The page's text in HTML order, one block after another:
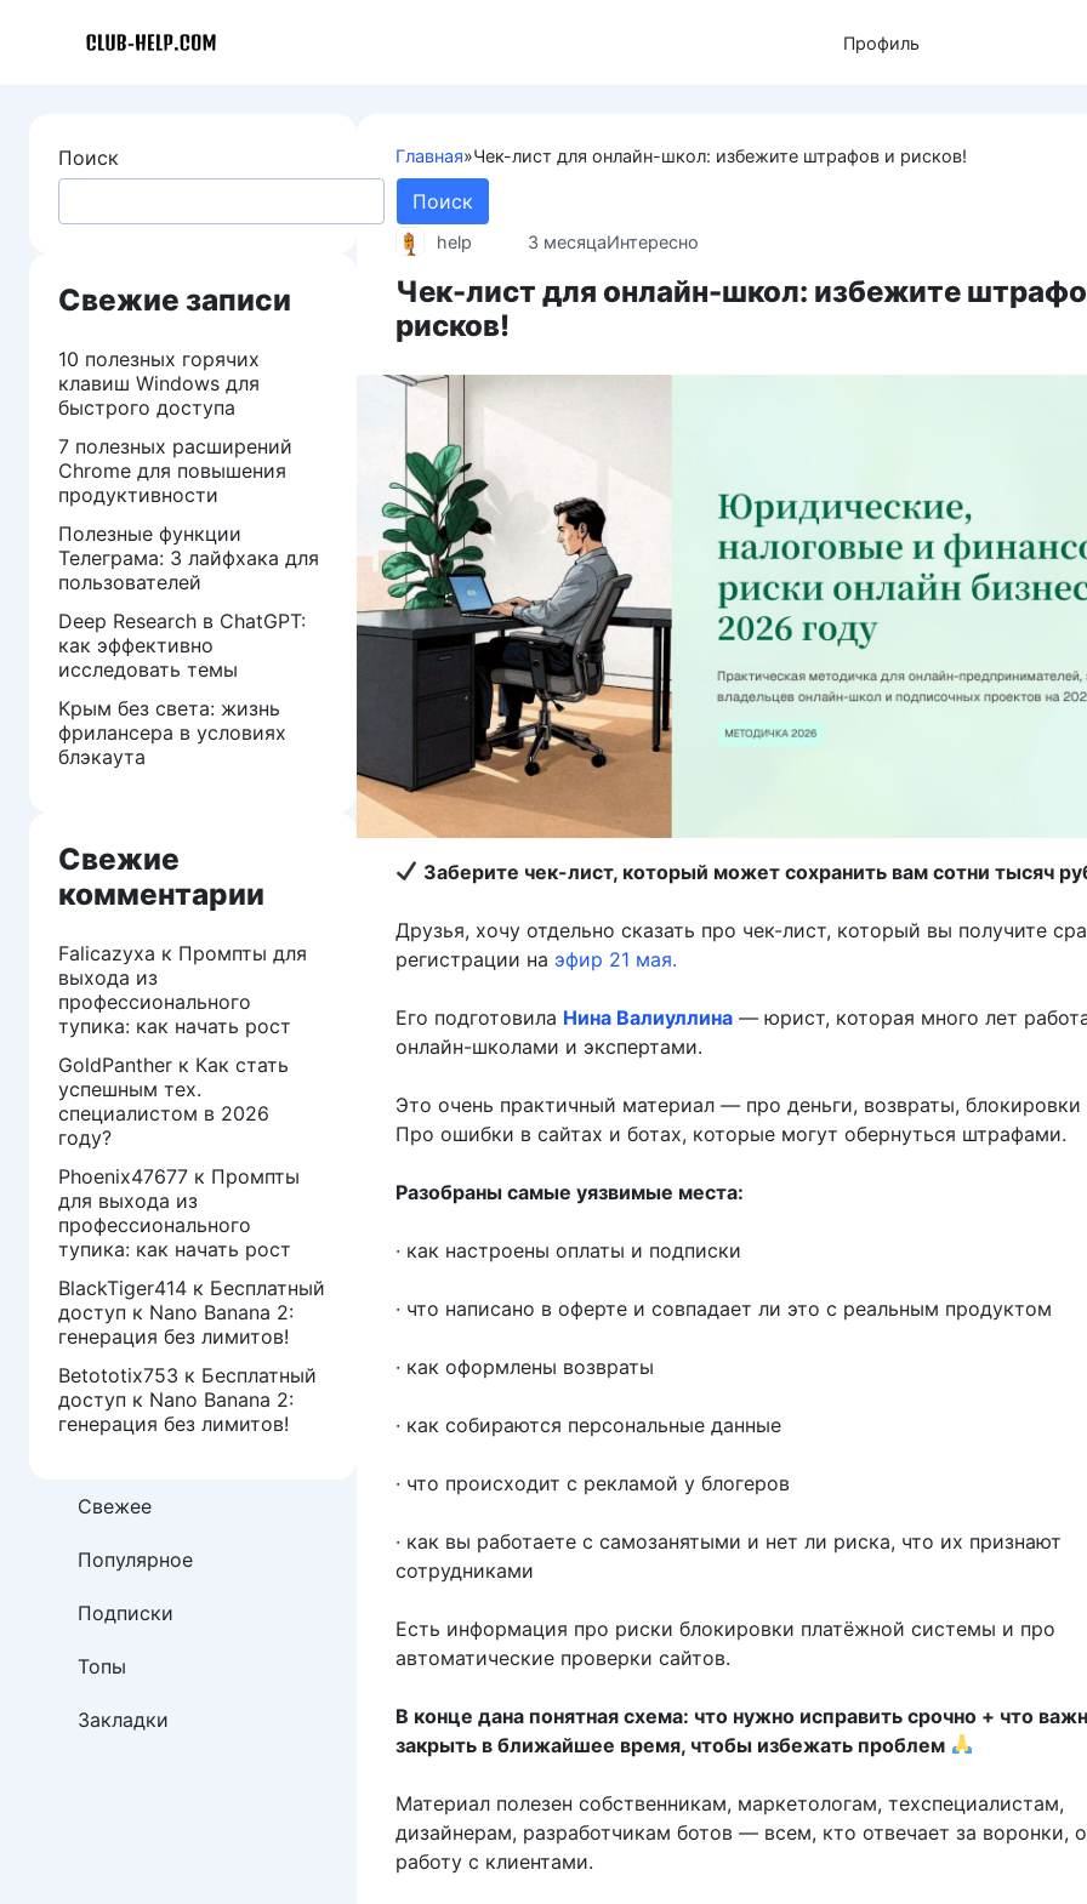
Профиль
Главная»Чек-лист для онлайн-школ: избежите штрафов и рисков!
help 3 месяцаИнтересно
Чек-лист для онлайн-школ: избежите
рисков!
Заберите чек-лист, который может сохранить вам сотни тысяч
Друзья, хочу отдельно сказать про чек-лист, который вы получите
регистрации на эфир 21 мая.
Его подготовила Нина Валиуллина — юрист, которая много лет
онлайн-школами и экспертами.
Это очень практичный материал — про деньги, возвраты, блокировки
Про ошибки в сайтах и ботах, которые могут обернуться штрафами.
Разобраны самые уязвимые места:
· как настроены оплаты и подписки
· что написано в оферте и совпадает ли это с реальным продуктом
· как оформлены возвраты
· как собираются персональные данные
· что происходит с рекламой у блогеров
· как вы работаете с самозанятыми и нет ли риска, что их признают
сотрудниками
Есть информация про риски блокировки платёжной системы и про
автоматические проверки сайтов.
В конце дана понятная схема: что нужно исправить срочно + что
закрыть в ближайшее время, чтобы избежать проблем
Материал полезен собственникам, маркетологам, техспециалистам,
дизайнерам, разработчикам ботов — всем, кто отвечает за воронки,
работу с клиентами.
Поиск
Поиск
Свежие записи
10 полезных горячих
клавиш Windows для
быстрого доступа
7 полезных расширений
Chrome для повышения
продуктивности
Полезные функции
Телеграма: 3 лайфхака для
пользователей
Deep Research в ChatGPT:
как эффективно
исследовать темы
Крым без света: жизнь
фрилансера в условиях
блэкаута
Свежие
комментарии
Falicazyxa к Промпты для
выхода из
профессионального
тупика: как начать рост
GoldPanther к Как стать
успешным тех.
специалистом в 2026
году?
Phoenix47677 к Промпты
для выхода из
профессионального
тупика: как начать рост
BlackTiger414 к Бесплатный
доступ к Nano Banana 2:
генерация без лимитов!
Betototix753 к Бесплатный
доступ к Nano Banana 2:
генерация без лимитов!
Свежее
Популярное
Подписки
Топы
Закладки